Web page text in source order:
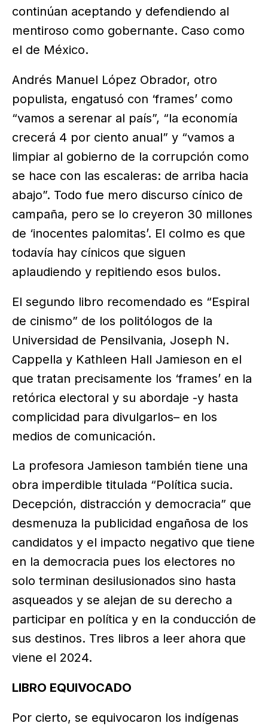
continúan aceptando y defendiendo al
mentiroso como gobernante. Caso como
el de México.
Andrés Manuel López Obrador, otro
populista, engatusó con ‘frames’ como
“vamos a serenar al país”, “la economía
crecerá 4 por ciento anual” y “vamos a
limpiar al gobierno de la corrupción como
se hace con las escaleras: de arriba hacia
abajo”. Todo fue mero discurso cínico de
campaña, pero se lo creyeron 30 millones
de ‘inocentes palomitas’. El colmo es que
todavía hay cínicos que siguen
aplaudiendo y repitiendo esos bulos.
El segundo libro recomendado es “Espiral
de cinismo” de los politólogos de la
Universidad de Pensilvania, Joseph N.
Cappella y Kathleen Hall Jamieson en el
que tratan precisamente los ‘frames’ en la
retórica electoral y su abordaje -y hasta
complicidad para divulgarlos– en los
medios de comunicación.
La profesora Jamieson también tiene una
obra imperdible titulada “Política sucia.
Decepción, distracción y democracia” que
desmenuza la publicidad engañosa de los
candidatos y el impacto negativo que tiene
en la democracia pues los electores no
solo terminan desilusionados sino hasta
asqueados y se alejan de su derecho a
participar en política y en la conducción de
sus destinos. Tres libros a leer ahora que
viene el 2024.
LIBRO EQUIVOCADO
Por cierto, se equivocaron los indígenas